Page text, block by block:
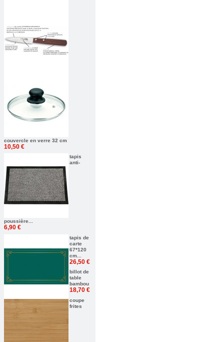
couvercle en verre 32 cm
10,50 €
tapis
anti-
poussière...
6,90 €
tapis de
carte
67*120
cm...
26,50 €
billot de
table
bambou
18,70 €
coupe
frites